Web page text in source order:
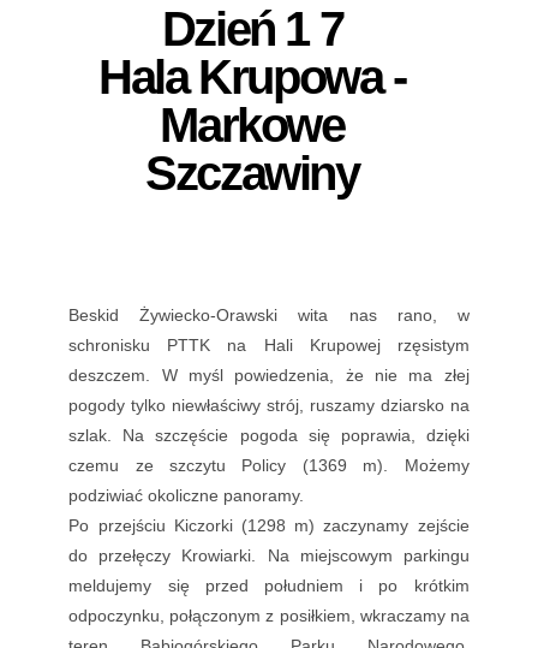
Dzień 1 7
Hala Krupowa -
Markowe
Szczawiny
Beskid Żywiecko-Orawski wita nas rano, w
schronisku PTTK na Hali Krupowej rzęsistym
deszczem. W myśl powiedzenia, że nie ma złej
pogody tylko niewłaściwy strój, ruszamy dziarsko na
szlak. Na szczęście pogoda się poprawia, dzięki
czemu ze szczytu Policy (1369 m). Możemy
podziwiać okoliczne panoramy.
Po przejściu Kiczorki (1298 m) zaczynamy zejście
do przełęczy Krowiarki. Na miejscowym parkingu
meldujemy się przed południem i po krótkim
odpoczynku, połączonym z posiłkiem, wkraczamy na